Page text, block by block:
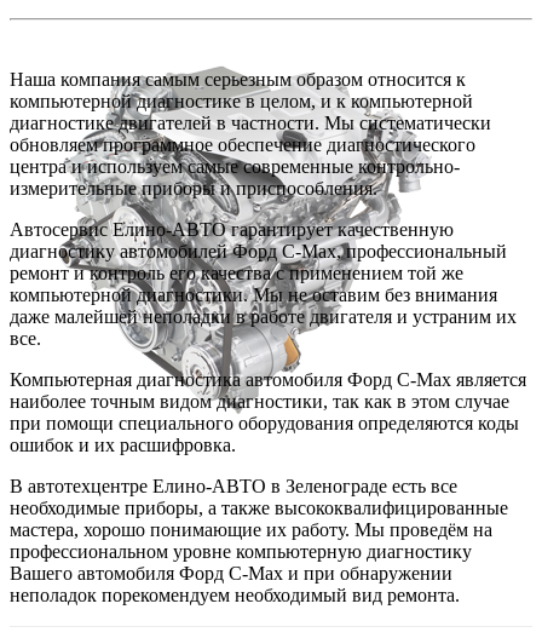
Наша компания самым серьезным образом относится к
компьютерной диагностике в целом, и к компьютерной
диагностике двигателей в частности. Мы систематически
обновляем программное обеспечение диагностического
центра и используем самые современные контрольно-
измерительные приборы и приспособления.
Автосервис Елино-АВТО гарантирует качественную
диагностику автомобилей Форд C-Max, профессиональный
ремонт и контроль его качества с применением той же
компьютерной диагностики. Мы не оставим без внимания
даже малейшей неполадки в работе двигателя и устраним их
все.
Компьютерная диагностика автомобиля Форд C-Max является
наиболее точным видом диагностики, так как в этом случае
при помощи специального оборудования определяются коды
ошибок и их расшифровка.
В автотехцентре Елино-АВТО в Зеленограде есть все
необходимые приборы, а также высококвалифицированные
мастера, хорошо понимающие их работу. Мы проведём на
профессиональном уровне компьютерную диагностику
Вашего автомобиля Форд C-Max и при обнаружении
неполадок порекомендуем необходимый вид ремонта.